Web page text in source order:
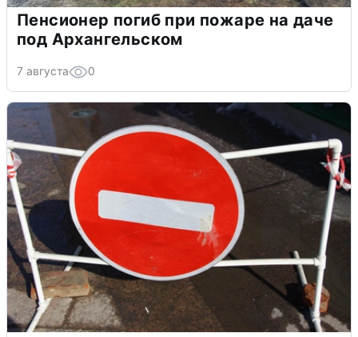
Пенсионер погиб при пожаре на даче
под Архангельском
7 августа 0